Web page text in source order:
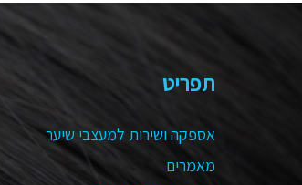
תפריט
אספקה ושירות למעצבי שיער
מאמרים